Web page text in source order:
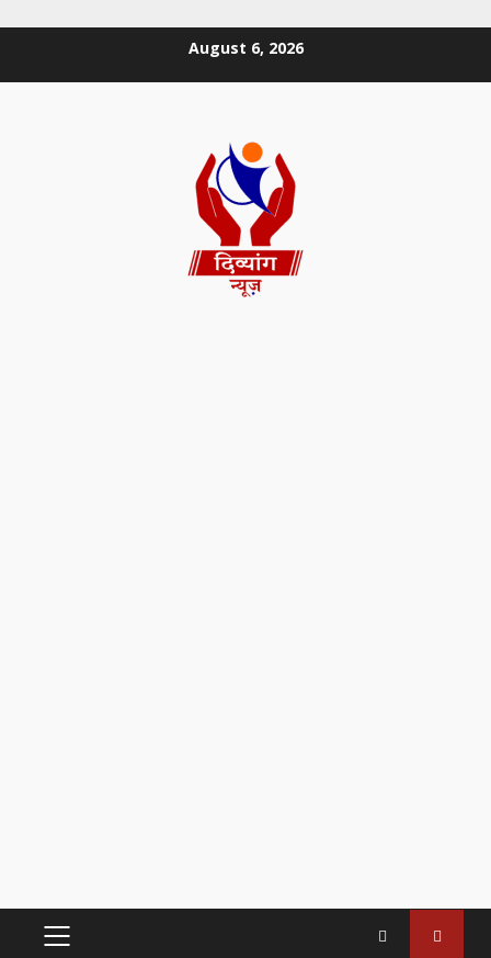
August 6, 2026